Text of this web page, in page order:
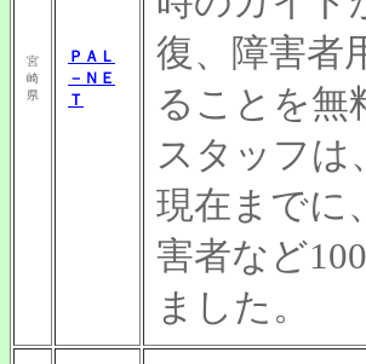
宮
崎
県
ＰＡＬ
－ＮＥ
Ｔ
復、障害者
ることを無
スタッフは
現在までに
害者など
ました。